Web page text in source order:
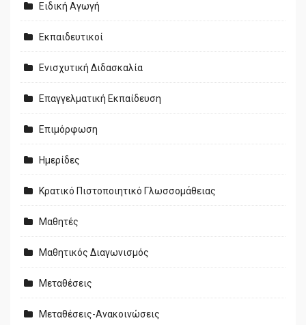
Ειδική Αγωγή
Εκπαιδευτικοί
Ενισχυτική Διδασκαλία
Επαγγελματική Εκπαίδευση
Επιμόρφωση
Ημερίδες
Κρατικό Πιστοποιητικό Γλωσσομάθειας
Μαθητές
Μαθητικός Διαγωνισμός
Μεταθέσεις
Μεταθέσεις-Ανακοινώσεις